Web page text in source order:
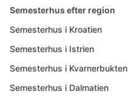
Semesterhus efter region
Semesterhus i Kroatien
Semesterhus i Istrien
Semesterhus i Kvarnerbukten
Semesterhus i Dalmatien